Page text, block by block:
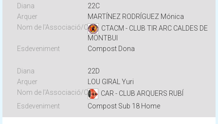
22C
MARTÍNEZ RODRÍGUEZ Mónica
CTACM - CLUB TIR ARC CALDES DE
MONTBUI
Compost Dona
22D
LOU GIRAL Yuri
CAR - CLUB ARQUERS RUBÍ
Compost Sub 18 Home